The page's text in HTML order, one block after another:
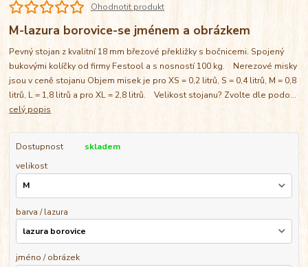
Ohodnotit produkt
M-lazura borovice-se jménem a obrázkem
Pevný stojan z kvalitní 18 mm březové překližky s bočnicemi. Spojený
bukovými kolíčky od firmy Festool a s nosností 100 kg. Nerezové misky
jsou v ceně stojanu Objem misek je pro XS = 0,2 litrů, S = 0,4 litrů, M = 0,8
litrů, L = 1,8 litrů a pro XL = 2,8 litrů. Velikost stojanu? Zvolte dle podo...
celý popis
Dostupnost
skladem
velikost
barva / lazura
jméno / obrázek